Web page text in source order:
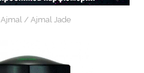
Ajmal Ajmal Jade